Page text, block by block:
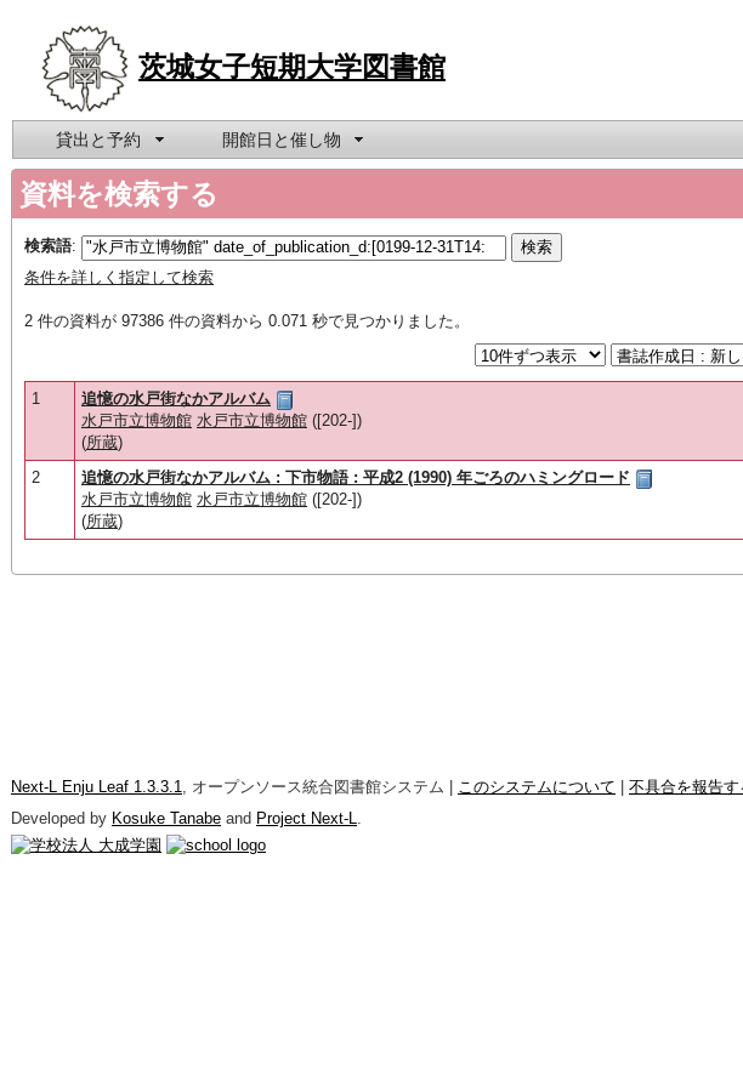
茨城女子短期大学図書館
貸出と予約 開館日と催し物
資料を検索する
検索語:
条件を詳しく指定して検索
2 件の資料が 97386 件の資料から 0.071 秒で見つかりました。
1
追憶の水戸街なかアルバム
水戸市立博物館 水戸市立博物館 ([202-])
(所蔵)
2
追憶の水戸街なかアルバム : 下市物語 : 平成2 (1990) 年ごろのハミングロード
水戸市立博物館 水戸市立博物館 ([202-])
(所蔵)
Next-L Enju Leaf 1.3.3.1, オープンソース統合図書館システム | このシステムについて 不具合を報告す
Developed by Kosuke Tanabe and Project Next-L.